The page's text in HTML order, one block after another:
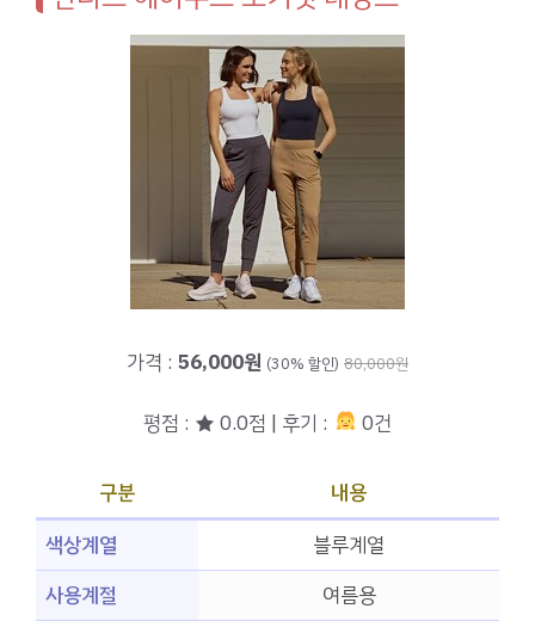
가격 : 56,000원 (30% 할인) 80,000원
평점 : ★ 0.0점 | 후기 : 0건
구분
내용
색상계열
블루계열
사용계절
여름용